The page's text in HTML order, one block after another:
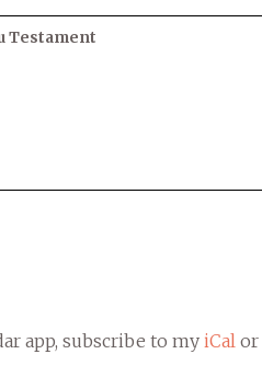
Testament
app, subscribe to my iCal or